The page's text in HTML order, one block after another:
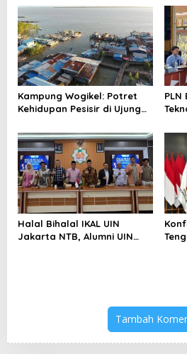
Menghindari Spekulasi
Berlebihan
Kampung Wogikel: Potret
Kehidupan Pesisir di Ujung
Bertahan di Tengah
Keterbatasan
PLN
Halal Bihalal IKAL UIN
Jakarta NTB, Alumni UIN
Tambah